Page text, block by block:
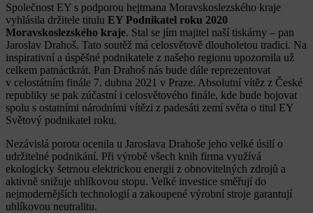
Společnost EY s podporou hejtmana Moravskoslezského kraje
vyhlásila držitele titulu EY Podnikatel roku 2020
Moravskoslezského kraje. Stal se jím majitel naší tiskárny – pan
Jaroslav Drahoš. Tato soutěž má celosvětově dlouholetou tradici. Na
inspirativní a úspěšné podnikatele z našeho regionu upozornila už
celkem patnáctkrát. Pan Drahoš nás bude dále reprezentovat
v celostátním finále 7. dubna 2021 v Praze. Absolutní vítěz z České
republiky se pak zúčastní i celosvětového finále, kde bude bojovat
spolu s ostatními národními vítězi z padesáti zemí světa o titul EY
Světový podnikatel roku.
Nezávislá porota ocenila u Jaroslava Drahoše jeho velké úsilí o
udržitelné podnikání. Při výrobě všech knih firma využívá
ekologicky šetrnou elektrickou energii z obnovitelných zdrojů a
aktivně snižuje uhlíkovou stopu. Velké investice směřují do
nejmodernějších technologií a zakoupené výrobní stroje garantují
uhlíkovou neutralitu.